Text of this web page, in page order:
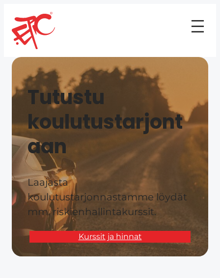
Tutustu
koulutustarjont
aan​
Laajasta
koulutustarjonnastamme löydät
mm. riskienhallintakurssit.
Kurssit ja hinnat